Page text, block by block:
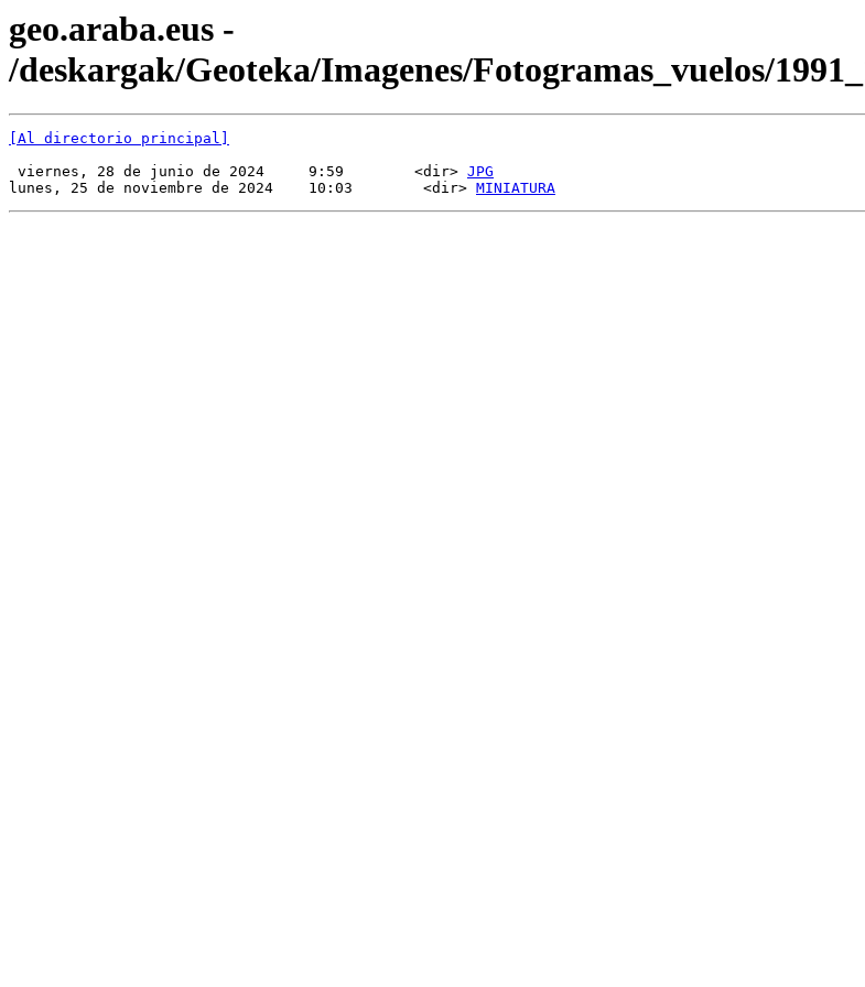
geo.araba.eus -
/deskargak/Geoteka/Imagenes/Fotogramas_vuelos/
[Al directorio principal]
viernes, 28 de junio de 2024     9:59        <dir> JPG
lunes, 25 de noviembre de 2024    10:03        <dir> MINIATURA